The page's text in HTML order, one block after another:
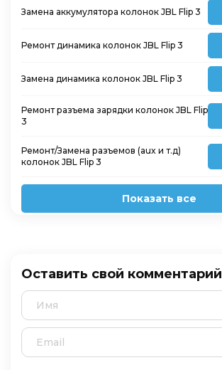
Замена аккумулятора колонок JBL Flip 3
Ремонт динамика колонок JBL Flip 3
Замена динамика колонок JBL Flip 3
Ремонт разъема зарядки колонок JBL Flip
3
Ремонт/Замена разъемов (aux и т.д)
колонок JBL Flip 3
Показать все
Оставить свой комментарий